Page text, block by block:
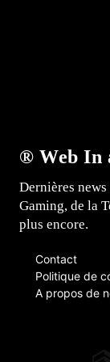
® Web In
Dernières
Gaming, de la
plus encore.
Contact
Politique de
A propos de